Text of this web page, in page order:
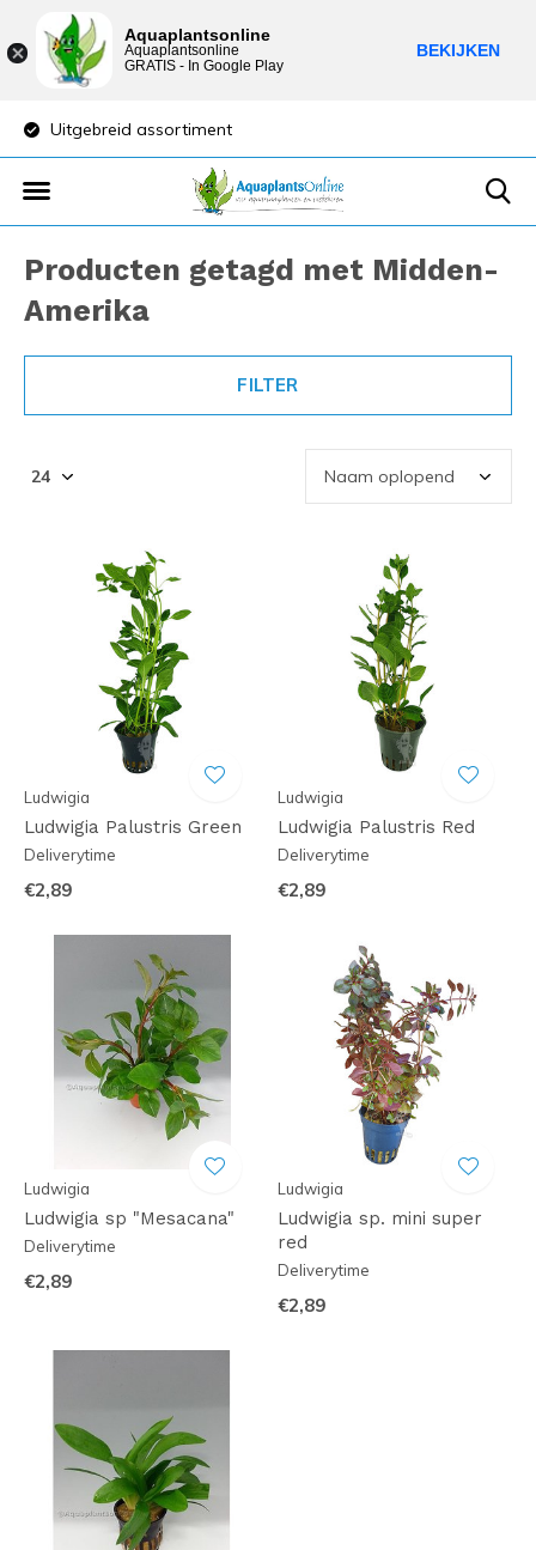
Uitgebreid assortiment
Producten getagd met Midden-
Amerika
FILTER
Ludwigia
Ludwigia Palustris Green
Deliverytime
€2,89
Ludwigia
Ludwigia Palustris Red
Deliverytime
€2,89
Ludwigia
Ludwigia sp "Mesacana"
Deliverytime
€2,89
Ludwigia
Ludwigia sp. mini super
red
Deliverytime
€2,89
Aquaplantsonline
Aquaplantsonline
GRATIS - In Google Play
BEKIJKEN